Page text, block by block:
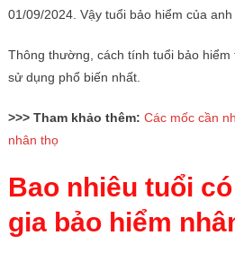
01/09/2024. Vậy tuổi bảo hiểm của anh
Thông thường, cách tính tuổi bảo
sử dụng phổ biến nhất.
>>> Tham khảo thêm: Các mốc cần
nhân thọ
Bao nhiêu tuổi
gia bảo hiểm